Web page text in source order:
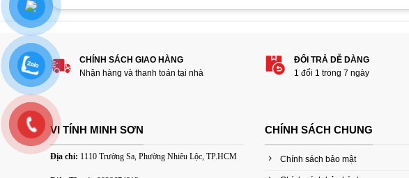
Hãy là người đánh giá đầu tiên cho sản phẩm “Cáp nối
1 3 4
CHÍNH SÁCH GIAO HÀNG
Nhận hàng và thanh toán tại nhà
ĐỔI TRẢ DỄ DÀNG
1 đổi 1 trong 7 ngày
VI TÍNH MINH SƠN
Địa chỉ: 1110 Trường Sa, Phường Nhiêu Lộc, TP.HCM
CHÍNH SÁCH CHUNG
Chính sách bảo mật